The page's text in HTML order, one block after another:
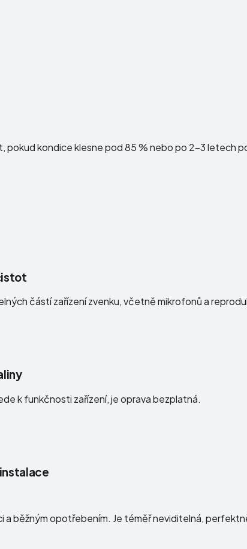
pokud kondice klesne pod 85 % nebo po 2–3 letech
částí zařízení zvenku, včetně mikrofonů a
k funkčnosti zařízení, je oprava bezplatná.
a běžným opotřebením. Je téměř neviditelná,